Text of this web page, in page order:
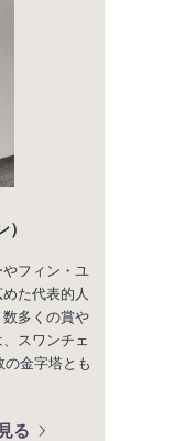
フィン・ユ
た代表的人
多くの賞や
スワンチェ
金字塔とも
る